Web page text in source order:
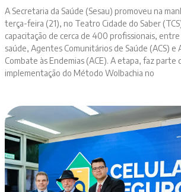
A Secretaria da Saúde (Sesau) promoveu na
terça-feira (21), no Teatro Cidade do Saber
capacitação de cerca de 400 profissionais,
saúde, Agentes Comunitários de Saúde (ACS) e
Combate às Endemias (ACE). A etapa, faz parte
implementação do Método Wolbachia no